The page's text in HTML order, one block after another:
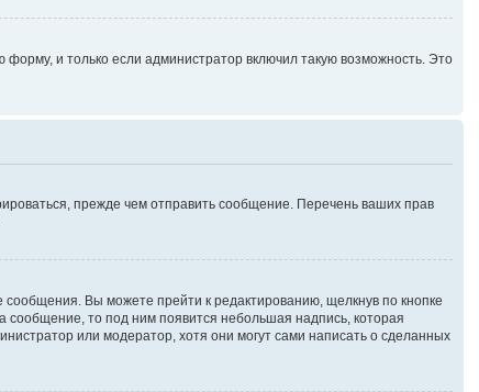
и только если администратор включил такую возможность. Это
прежде чем отправить сообщение. Перечень ваших прав
Вы можете прейти к редактированию, щелкнув по кнопке
сообщение, то под ним появится небольшая надпись, которая
или модератор, хотя они могут сами написать о сделанных